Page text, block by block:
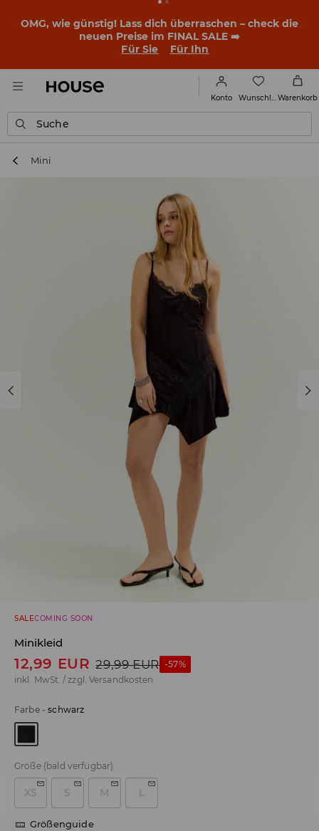
BACK TO SCHOOL 📒Die besten Geschichten beginnen
noch vor dem ersten Klingeln. Starte mit einem neuen
Outfit ins Schuljahr!
Für Sie
Für Ihn
Konto Warenkorb
Suche
Mini
SALECOMING SOON
Minikleid
12,99 EUR 29,99 EUR -57%
inkl. MwSt. / zzgl. Versandkosten
Farbe-schwarz
Größe (bald verfügbar)
XS S M L
Größenguide